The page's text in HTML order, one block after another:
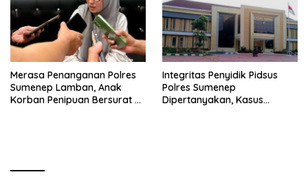
Merasa Penanganan Polres
Sumenep Lamban, Anak
Korban Penipuan Bersurat ke
Integritas Penyidik Pidsus
Polres Sumenep
Dipertanyakan, Kasus